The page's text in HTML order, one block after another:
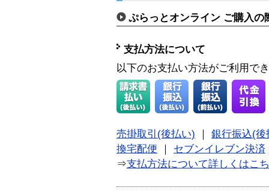
ぷらっとオンライン ご購入の
支払方法について
以下のお支払い方法がご利用で
売掛取引(後払い)
銀行振込(後
換宅配便
セブンイレブン決済
⇒支払方法について詳しくはこ